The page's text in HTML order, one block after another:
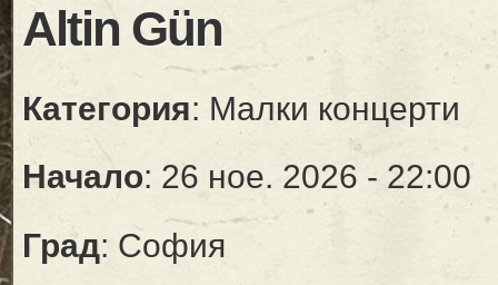
Altin Gün
Категория: Малки концерти
Начало: 26 ное. 2026 - 22:00
Град: София